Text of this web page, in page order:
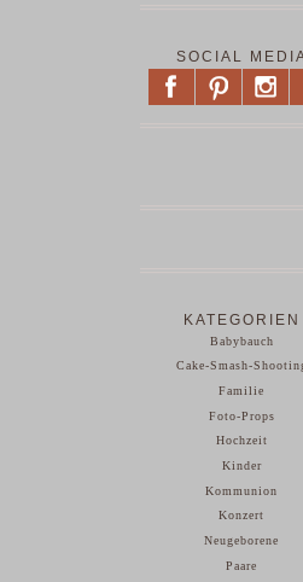
SOCIAL
KATEGORIEN
Babybauch
Cake-Smash-
Familie
Foto-Props
Hochzeit
Kinder
Kommunion
Konzert
Neugeborene
Paare